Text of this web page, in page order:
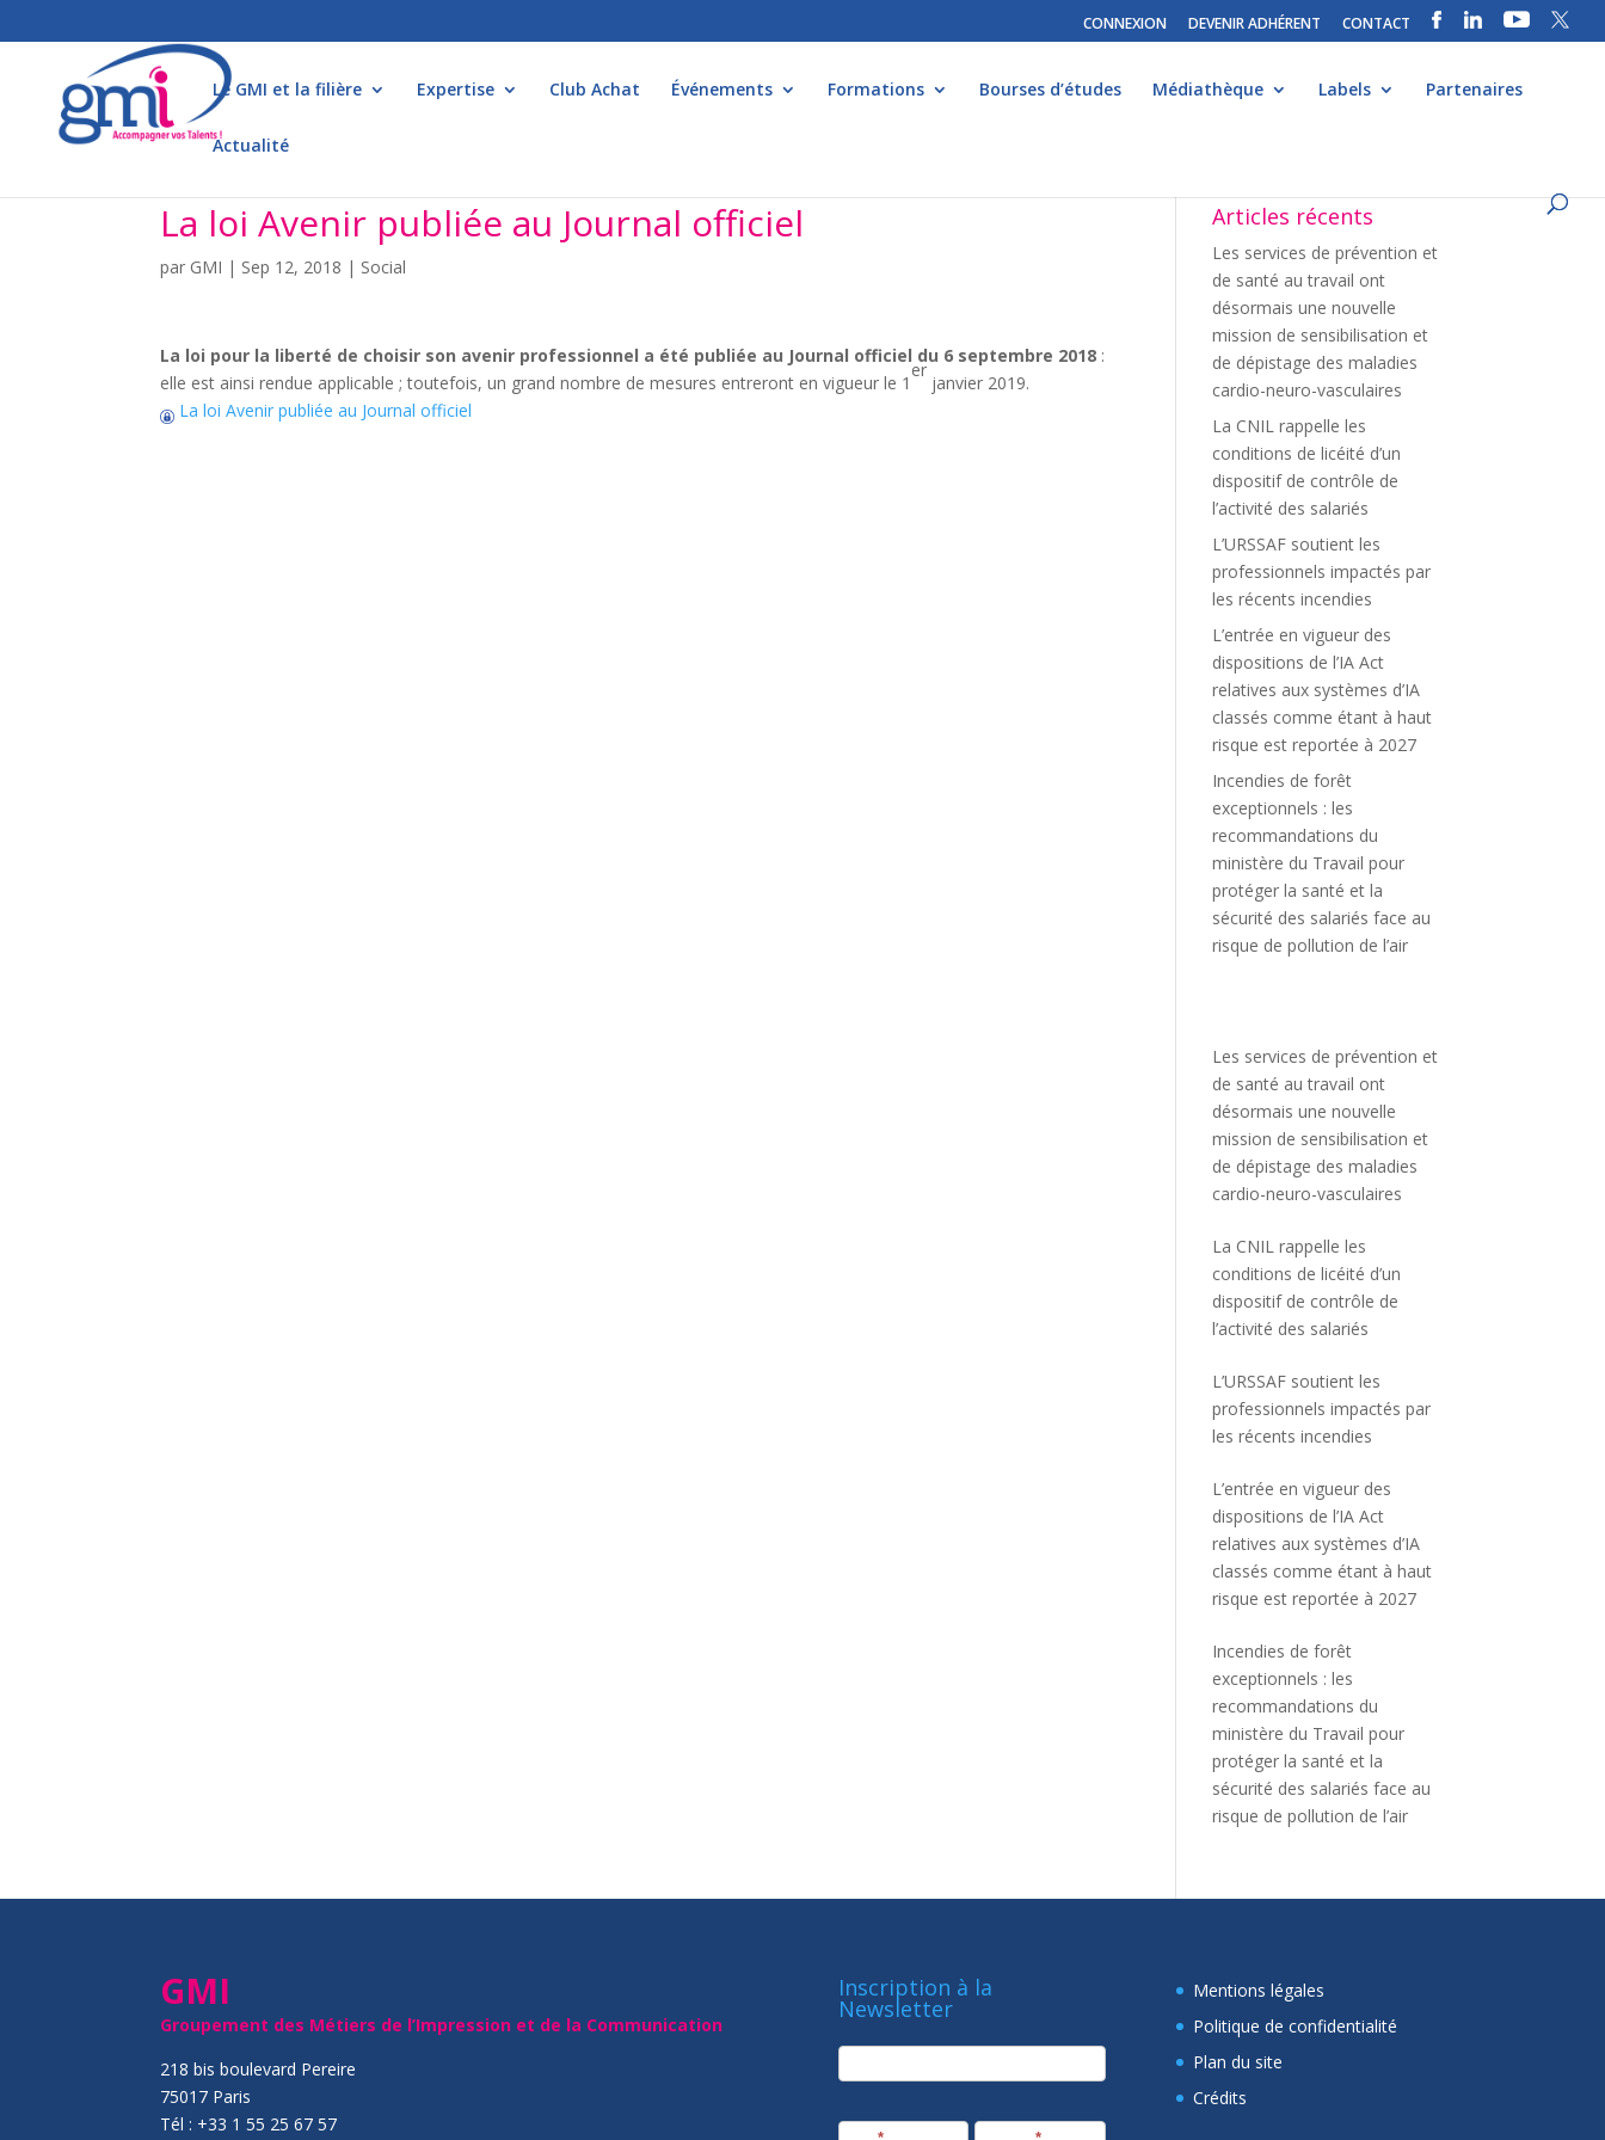
CONNEXION DEVENIR ADHÉRENT CONTACT
Le GMI et la filière Expertise Club Achat Événements Formations Bourses d’études Médiathèque Labels Partenaires
Actualité
La loi Avenir publiée au Journal officiel
par GMI | Sep 12, 2018 | Social
La loi pour la liberté de choisir son avenir professionnel a été publiée au Journal officiel du 6 septembre 2018 :
elle est ainsi rendue applicable ; toutefois, un grand nombre de mesures entreront en vigueur le 1
er
janvier 2019.
La loi Avenir publiée au Journal officiel
Articles récents
Les services de prévention et
de santé au travail ont
désormais une nouvelle
mission de sensibilisation et
de dépistage des maladies
cardio-neuro-vasculaires
La CNIL rappelle les
conditions de licéité d’un
dispositif de contrôle de
l’activité des salariés
L’URSSAF soutient les
professionnels impactés par
les récents incendies
L’entrée en vigueur des
dispositions de l’IA Act
relatives aux systèmes d’IA
classés comme étant à haut
risque est reportée à 2027
Incendies de forêt
exceptionnels : les
recommandations du
ministère du Travail pour
protéger la santé et la
sécurité des salariés face au
risque de pollution de l’air
Les services de prévention et
de santé au travail ont
désormais une nouvelle
mission de sensibilisation et
de dépistage des maladies
cardio-neuro-vasculaires
La CNIL rappelle les
conditions de licéité d’un
dispositif de contrôle de
l’activité des salariés
L’URSSAF soutient les
professionnels impactés par
les récents incendies
L’entrée en vigueur des
dispositions de l’IA Act
relatives aux systèmes d’IA
classés comme étant à haut
risque est reportée à 2027
Incendies de forêt
exceptionnels : les
recommandations du
ministère du Travail pour
protéger la santé et la
sécurité des salariés face au
risque de pollution de l’air
GMI
Groupement des Métiers de l’Impression et de la Communication
218 bis boulevard Pereire
75017 Paris
Tél : +33 1 55 25 67 57
Inscription à la
Newsletter
newsletter
Mentions légales
Politique de confidentialité
Plan du site
Crédits